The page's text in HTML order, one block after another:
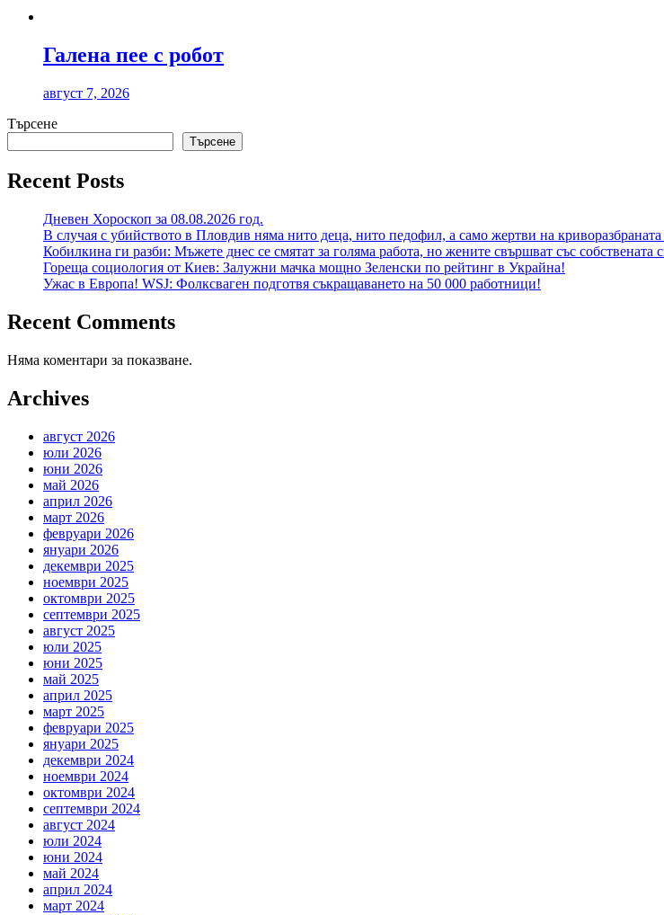
Галена пее с робот
август 7, 2026
Търсене
Търсене
Recent Posts
Дневен Хороскоп за 08.08.2026 год.
В случая с убийството в Пловдив няма нито деца, нито педофил, а само жертви на
Кобилкина ги разби: Мъжете днес се смятат за голяма работа, но жените свършват със
Гореща социология от Киев: Залужни мачка мощно Зеленски по рейтинг в Украйна!
Ужас в Европа! WSJ: Фолксваген подготвя съкращаването на 50 000 работници!
Recent Comments
Няма коментари за показване.
Archives
август 2026
юли 2026
юни 2026
май 2026
април 2026
март 2026
февруари 2026
януари 2026
декември 2025
ноември 2025
октомври 2025
септември 2025
август 2025
юли 2025
юни 2025
май 2025
април 2025
март 2025
февруари 2025
януари 2025
декември 2024
ноември 2024
октомври 2024
септември 2024
август 2024
юли 2024
юни 2024
май 2024
април 2024
март 2024